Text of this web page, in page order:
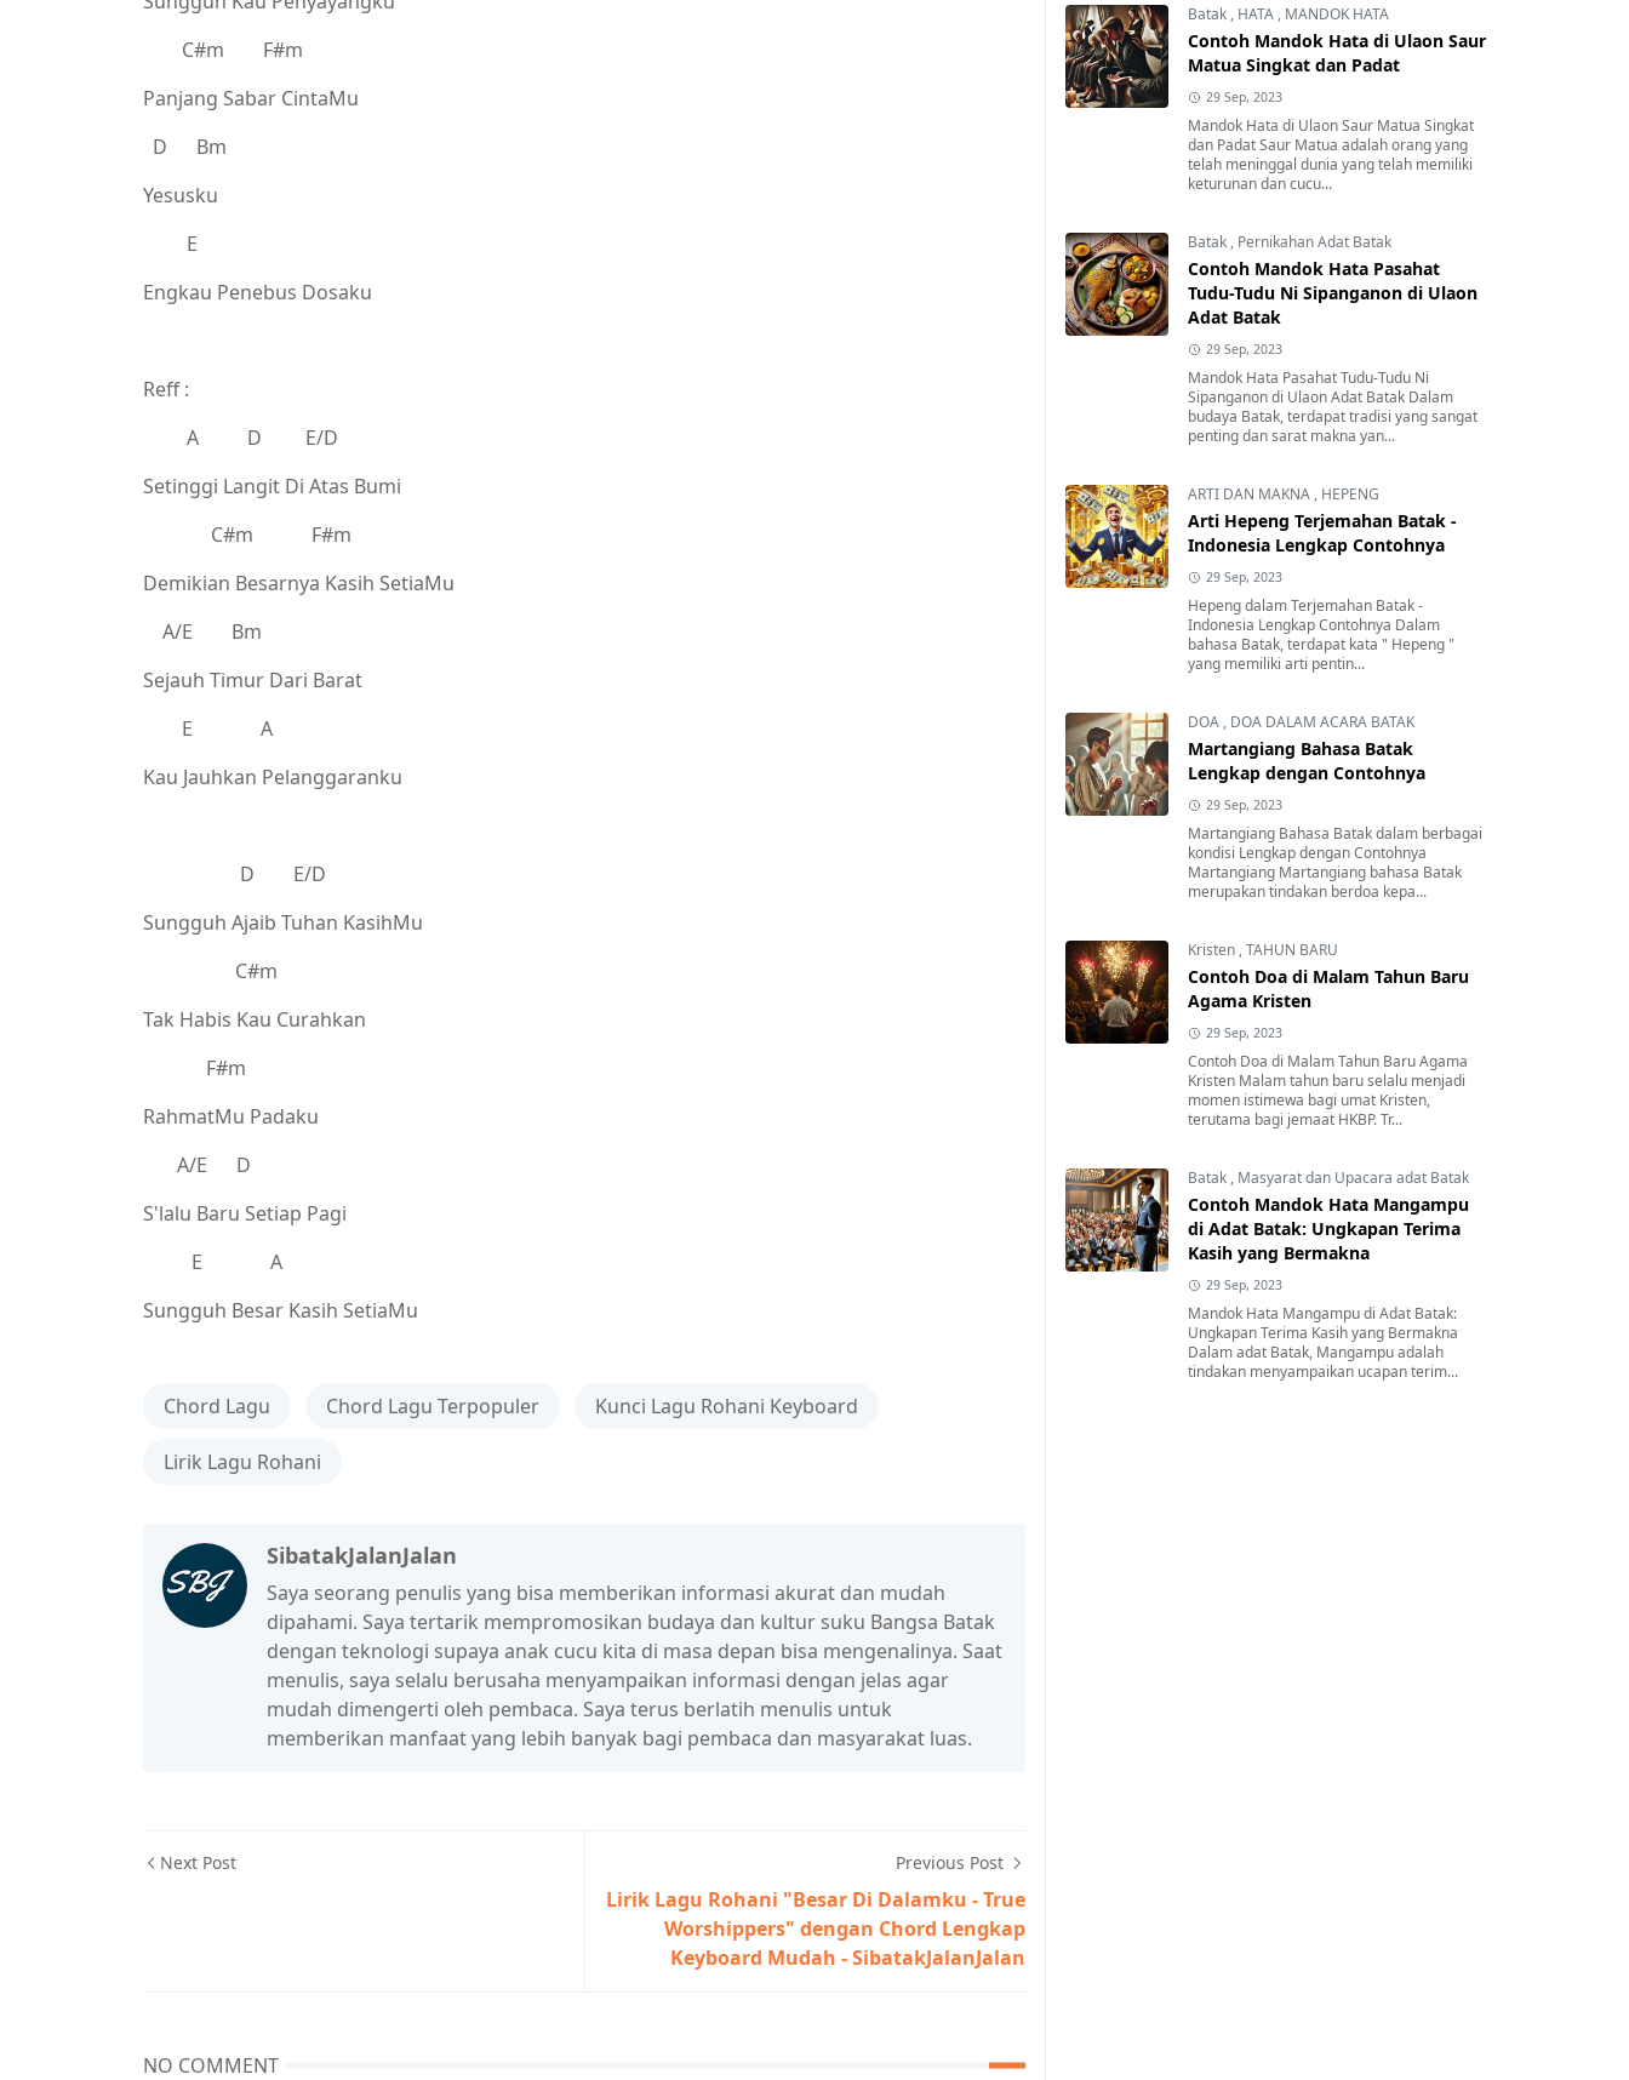
C#m F#m
Panjang Sabar CintaMu
D Bm
Yesusku
E
Engkau Penebus Dosaku
Reff :
A D E/D
Setinggi Langit Di Atas Bumi
C#m F#m
Demikian Besarnya Kasih SetiaMu
A/E Bm
Sejauh Timur Dari Barat
E A
Kau Jauhkan Pelanggaranku
D E/D
Sungguh Ajaib Tuhan KasihMu
C#m
Tak Habis Kau Curahkan
F#m
RahmatMu Padaku
A/E D
S'lalu Baru Setiap Pagi
E A
Sungguh Besar Kasih SetiaMu
Chord Lagu Chord Lagu Terpopuler Kunci Lagu Rohani Keyboard
Lirik Lagu Rohani
SibatakJalanJalan
Saya seorang penulis yang bisa memberikan informasi akurat dan mudah
dipahami. Saya tertarik mempromosikan budaya dan kultur suku Bangsa Batak
dengan teknologi supaya anak cucu kita di masa depan bisa mengenalinya. Saat
menulis, saya selalu berusaha menyampaikan informasi dengan jelas agar
mudah dimengerti oleh pembaca. Saya terus berlatih menulis untuk
memberikan manfaat yang lebih banyak bagi pembaca dan masyarakat luas.
Next Post Previous Post
Lirik Lagu Rohani "Besar Di Dalamku - True
Worshippers" dengan Chord Lengkap
Keyboard Mudah - SibatakJalanJalan
NO COMMENT
Batak , HATA , MANDOK HATA
Contoh Mandok Hata di Ulaon Saur
Matua Singkat dan Padat
29 Sep, 2023
Mandok Hata di Ulaon Saur Matua Singkat
dan Padat Saur Matua adalah orang yang
telah meninggal dunia yang telah memiliki
keturunan dan cucu...
Batak , Pernikahan Adat Batak
Contoh Mandok Hata Pasahat
Tudu-Tudu Ni Sipanganon di Ulaon
Adat Batak
29 Sep, 2023
Mandok Hata Pasahat Tudu-Tudu Ni
Sipanganon di Ulaon Adat Batak Dalam
budaya Batak, terdapat tradisi yang sangat
penting dan sarat makna yan...
ARTI DAN MAKNA , HEPENG
Arti Hepeng Terjemahan Batak -
Indonesia Lengkap Contohnya
29 Sep, 2023
Hepeng dalam Terjemahan Batak -
Indonesia Lengkap Contohnya Dalam
bahasa Batak, terdapat kata " Hepeng "
yang memiliki arti pentin...
DOA , DOA DALAM ACARA BATAK
Martangiang Bahasa Batak
Lengkap dengan Contohnya
29 Sep, 2023
Martangiang Bahasa Batak dalam berbagai
kondisi Lengkap dengan Contohnya
Martangiang Martangiang bahasa Batak
merupakan tindakan berdoa kepa...
Kristen ,TAHUN BARU
Contoh Doa di Malam Tahun Baru
Agama Kristen
29 Sep, 2023
Contoh Doa di Malam Tahun Baru Agama
Kristen Malam tahun baru selalu menjadi
momen istimewa bagi umat Kristen,
terutama bagi jemaat HKBP. Tr...
Batak , Masyarat dan Upacara adat Batak
Contoh Mandok Hata Mangampu
di Adat Batak: Ungkapan Terima
Kasih yang Bermakna
29 Sep, 2023
Mandok Hata Mangampu di Adat Batak:
Ungkapan Terima Kasih yang Bermakna
Dalam adat Batak, Mangampu adalah
tindakan menyampaikan ucapan terim...